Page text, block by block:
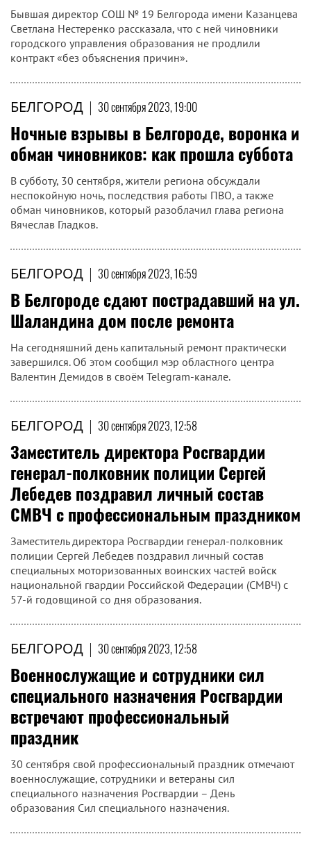
Бывшая директор СОШ № 19 Белгорода имени Казанцева
Светлана Нестеренко рассказала, что с ней чиновники
городского управления образования не продлили
контракт «без объяснения причин».
БЕЛГОРОД | 30 сентября 2023, 19:00
Ночные взрывы в Белгороде, воронка и
обман чиновников: как прошла суббота
В субботу, 30 сентября, жители региона обсуждали
неспокойную ночь, последствия работы ПВО, а также
обман чиновников, который разоблачил глава региона
Вячеслав Гладков.
БЕЛГОРОД | 30 сентября 2023, 16:59
В Белгороде сдают пострадавший на ул.
Шаландина дом после ремонта
На сегодняшний день капитальный ремонт практически
завершился. Об этом сообщил мэр областного центра
Валентин Демидов в своём Telegram-канале.
БЕЛГОРОД | 30 сентября 2023, 12:58
Заместитель директора Росгвардии
генерал-полковник полиции Сергей
Лебедев поздравил личный состав
СМВЧ с профессиональным праздником
Заместитель директора Росгвардии генерал-полковник
полиции Сергей Лебедев поздравил личный состав
специальных моторизованных воинских частей войск
национальной гвардии Российской Федерации (СМВЧ) с
57-й годовщиной со дня образования.
БЕЛГОРОД | 30 сентября 2023, 12:58
Военнослужащие и сотрудники сил
специального назначения Росгвардии
встречают профессиональный
праздник
30 сентября свой профессиональный праздник отмечают
военнослужащие, сотрудники и ветераны сил
специального назначения Росгвардии – День
образования Сил специального назначения.